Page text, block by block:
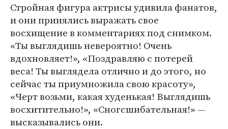
Стройная фигура актрисы удивила фанатов,
и они принялись выражать свое
восхищение в комментариях под снимком.
«Ты выглядишь невероятно! Очень
вдохновляет!», «Поздравляю с потерей
веса! Ты выглядела отлично и до этого, но
сейчас ты приумножила свою красоту»,
«Черт возьми, какая худенькая! Выглядишь
восхитительно!», «Сногсшибательная!» —
высказывались они.